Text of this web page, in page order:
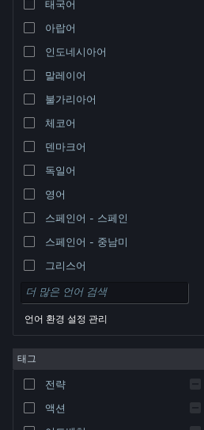
PC 웹사이트 보기
© Valve Corporation. 모든 권리 보유. 모든 상표는 미국
및 기타 국가에서 각각 해당 소유자의 재산입니다.
환불| 쿠키
태국어
아랍어
인도네시아어
말레이어
불가리아어
체코어
덴마크어
독일어
영어
스페인어 - 스페인
스페인어 - 중남미
그리스어
언어 환경 설정 관리
태그
전략
액션